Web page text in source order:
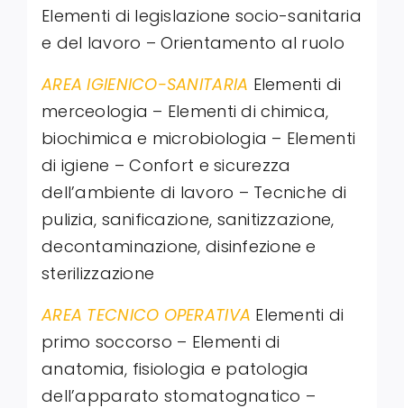
Elementi di legislazione socio-sanitaria
e del lavoro – Orientamento al ruolo
AREA IGIENICO-SANITARIA Elementi di
merceologia – Elementi di chimica,
biochimica e microbiologia – Elementi
di igiene – Confort e sicurezza
dell’ambiente di lavoro – Tecniche di
pulizia, sanificazione, sanitizzazione,
decontaminazione, disinfezione e
sterilizzazione
AREA TECNICO OPERATIVA Elementi di
primo soccorso – Elementi di
anatomia, fisiologia e patologia
dell’apparato stomatognatico –